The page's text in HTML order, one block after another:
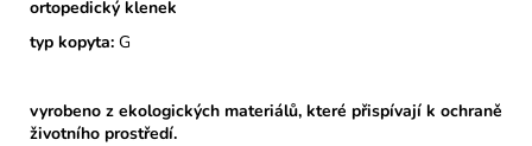
ortopedický klenek
typ kopyta: G
vyrobeno z ekologických materiálů, které přispívají k ochraně
životního prostředí.